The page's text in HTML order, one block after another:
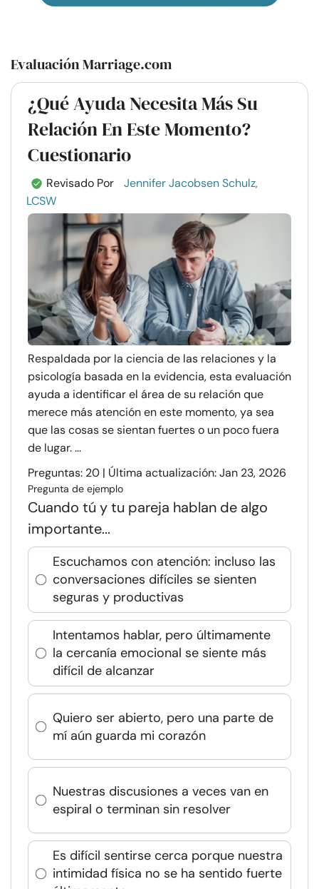
Evaluación Marriage.com
¿Qué Ayuda Necesita Más Su
Relación En Este Momento?
Cuestionario
Revisado Por
Jennifer Jacobsen Schulz,
LCSW
Respaldada por la ciencia de las relaciones y la
psicología basada en la evidencia, esta evaluación
ayuda a identificar el área de su relación que
merece más atención en este momento, ya sea
que las cosas se sientan fuertes o un poco fuera
de lugar. ...
Preguntas: 20 | Última actualización: Jan 23, 2026
Pregunta de ejemplo
Cuando tú y tu pareja hablan de algo
importante...
Escuchamos con atención: incluso las
conversaciones difíciles se sienten
seguras y productivas
Intentamos hablar, pero últimamente
la cercanía emocional se siente más
difícil de alcanzar
Quiero ser abierto, pero una parte de
mí aún guarda mi corazón
Nuestras discusiones a veces van en
espiral o terminan sin resolver
Es difícil sentirse cerca porque nuestra
intimidad física no se ha sentido fuerte